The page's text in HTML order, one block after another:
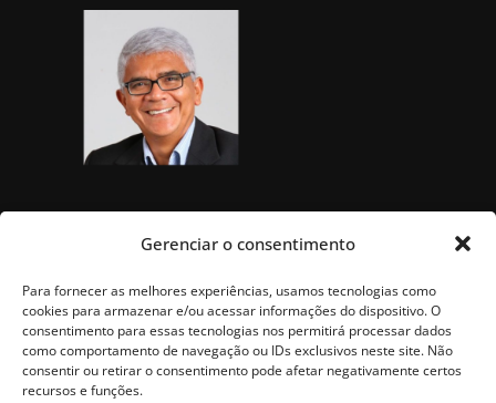
Gerenciar o consentimento
Para fornecer as melhores experiências, usamos tecnologias como
cookies para armazenar e/ou acessar informações do dispositivo. O
consentimento para essas tecnologias nos permitirá processar dados
como comportamento de navegação ou IDs exclusivos neste site. Não
consentir ou retirar o consentimento pode afetar negativamente certos
recursos e funções.